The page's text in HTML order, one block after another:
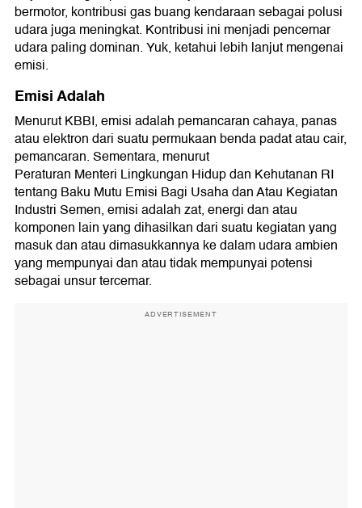
bermotor, kontribusi gas buang kendaraan sebagai polusi
udara juga meningkat. Kontribusi ini menjadi pencemar
udara paling dominan. Yuk, ketahui lebih lanjut mengenai
emisi.
Emisi Adalah
Menurut KBBI, emisi adalah pemancaran cahaya, panas
atau elektron dari suatu permukaan benda padat atau cair,
pemancaran. Sementara, menurut
Peraturan Menteri Lingkungan Hidup dan Kehutanan RI
tentang Baku Mutu Emisi Bagi Usaha dan Atau Kegiatan
Industri Semen, emisi adalah zat, energi dan atau
komponen lain yang dihasilkan dari suatu kegiatan yang
masuk dan atau dimasukkannya ke dalam udara ambien
yang mempunyai dan atau tidak mempunyai potensi
sebagai unsur tercemar.
ADVERTISEMENT